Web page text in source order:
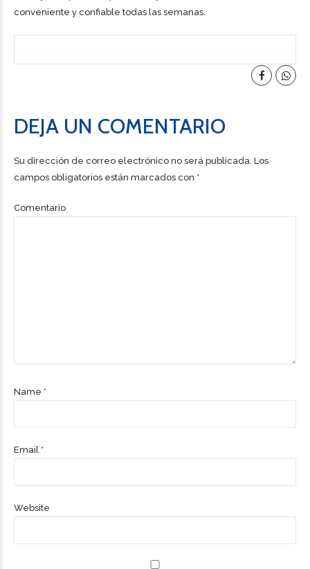
conveniente y confiable todas las semanas.
DEJA UN COMENTARIO
Su dirección de correo electrónico no será publicada. Los
campos obligatorios están marcados con *
Comentario
Name *
Email *
Website